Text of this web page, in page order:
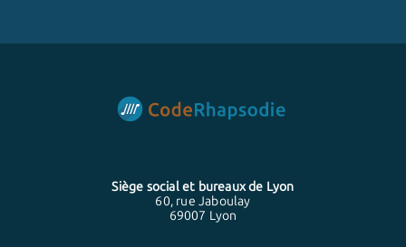
Siège social et bureaux de Lyon
60, rue Jaboulay
69007 Lyon